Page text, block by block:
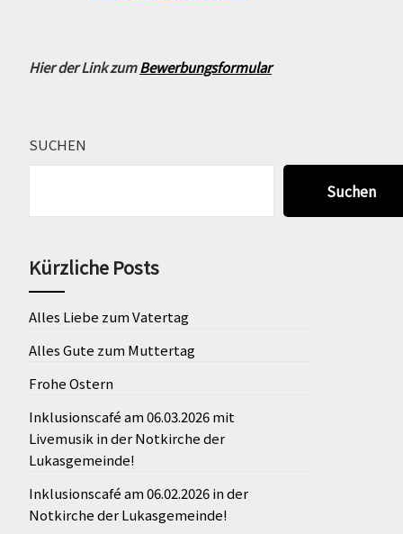
Hier der Link zumBewerbungsformular
SUCHEN
Suchen
Kürzliche Posts
Alles Liebe zum Vatertag
Alles Gute zum Muttertag
Frohe Ostern
Inklusionscafé am 06.03.2026 mit
Livemusik in der Notkirche der
Lukasgemeinde!
Inklusionscafé am 06.02.2026 in der
Notkirche der Lukasgemeinde!